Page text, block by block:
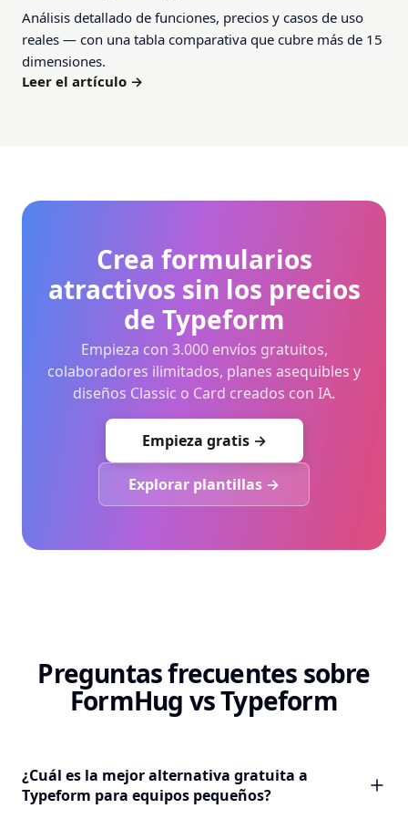
Análisis detallado de funciones, precios y casos de uso
reales — con una tabla comparativa que cubre más de 15
dimensiones.
Leer el artículo →
Crea formularios
atractivos sin los precios
de Typeform
Empieza con 3.000 envíos gratuitos,
colaboradores ilimitados, planes asequibles y
diseños Classic o Card creados con IA.
Empieza gratis →
Explorar plantillas →
Preguntas frecuentes sobre
FormHug vs Typeform
¿Cuál es la mejor alternativa gratuita a
Typeform para equipos pequeños?